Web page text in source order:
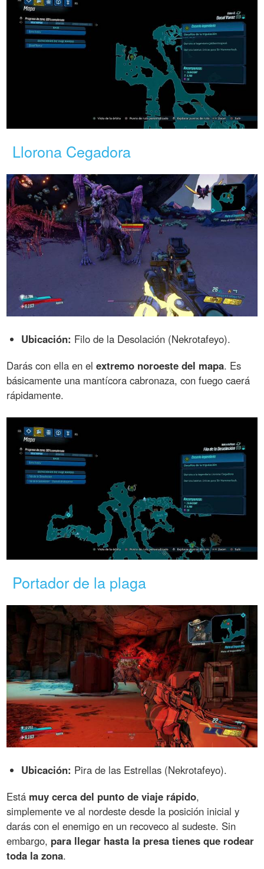
Llorona Cegadora
Ubicación: Filo de la Desolación (Nekrotafeyo).
Darás con ella en elextremo noroeste del mapa. Es
básicamente una mantícora cabronaza, con fuego caerá
rápidamente.
Portador de la plaga
Ubicación: Pira de las Estrellas (Nekrotafeyo).
Está muy cerca del punto de viaje rápido,
simplemente ve al nordeste desde la posición inicial y
darás con el enemigo en un recoveco al sudeste. Sin
embargo, para llegar hasta la presa tienes que rodear
toda la zona.